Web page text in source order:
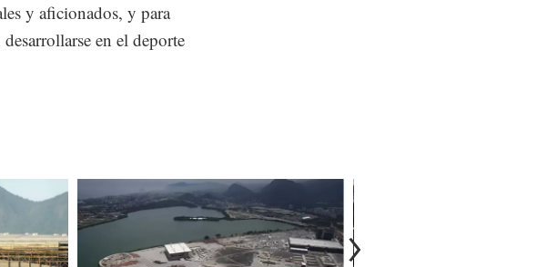
y aficionados, y para
en el deporte